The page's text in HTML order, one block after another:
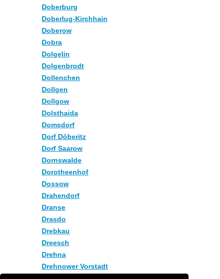
Doberburg
Doberlug-Kirchhain
Doberow
Dobra
Dolgelin
Dolgenbrodt
Dollenchen
Dollgen
Dollgow
Dolsthaida
Domsdorf
Dorf Döberitz
Dorf Saarow
Dornswalde
Dorotheenhof
Dossow
Drahendorf
Dranse
Drasdo
Drebkau
Dreesch
Drehna
Drehnower Vorstadt